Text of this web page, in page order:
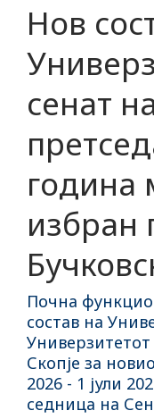
Нов
сенат
година
избран
Почна
состав на
Скопје за
2026 - 1 јули
седница на